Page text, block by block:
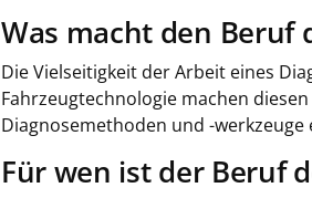
Was macht den Beruf
Die Vielseitigkeit der Arbeit eines
Fahrzeugtechnologie machen
Diagnosemethoden und -
Für wen ist der Beruf